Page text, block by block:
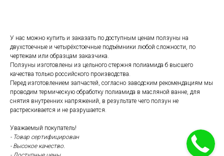
У нас можно купить и заказать по доступным ценам ползуны на
двухстоечные и четырёхстоечные подъёмники любой сложности, по
чертежам или образцам заказчика.
Ползуны изготовлены из цельного стержня полиамида б высшего
качества только российского производства.
Перед изготовлением запчастей, согласно заводским рекомендациям мы
проводим термическую обработку полиамида в масляной ванне, для
снятия внутренних напряжений, в результате чего ползун не
растрескивается и не разрушается.
Уважаемый покупатель!
- Товар сертифицирован
- Высокое качество.